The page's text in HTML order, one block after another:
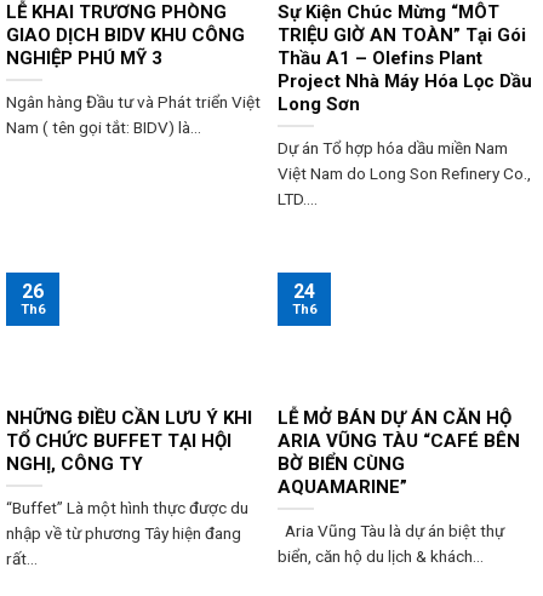
LỄ KHAI TRƯƠNG PHÒNG
GIAO DỊCH BIDV KHU CÔNG
NGHIỆP PHÚ MỸ 3
Ngân hàng Đầu tư và Phát triển Việt
Nam ( tên gọi tắt: BIDV) là...
Sự Kiện Chúc Mừng “MÔT
TRIỆU GIỜ AN TOÀN” Tại Gói
Thầu A1 – Olefins Plant
Project Nhà Máy Hóa Lọc Dầu
Long Sơn
Dự án Tổ hợp hóa dầu miền Nam
Việt Nam do Long Son Refinery Co.,
LTD....
NHỮNG ĐIỀU CẦN LƯU Ý KHI
TỔ CHỨC BUFFET TẠI HỘI
NGHỊ, CÔNG TY
“Buffet” Là một hình thực được du
nhập về từ phương Tây hiện đang
rất...
26
Th6
LỄ MỞ BÁN DỰ ÁN CĂN HỘ
ARIA VŨNG TÀU “CAFÉ BÊN
BỜ BIỂN CÙNG
AQUAMARINE”
Aria Vũng Tàu là dự án biệt thự
biển, căn hộ du lịch & khách...
24
Th6